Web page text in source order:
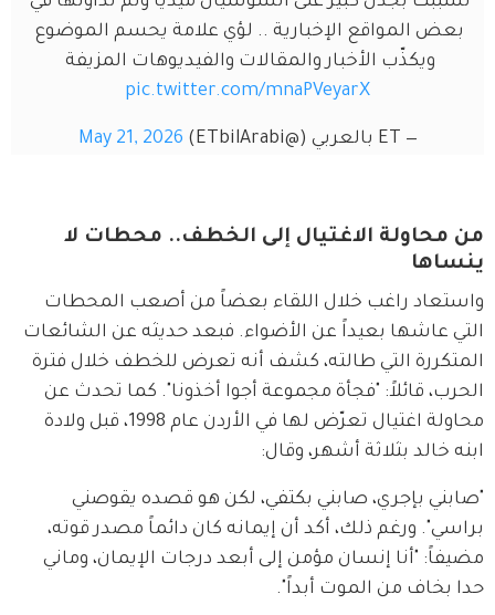
بعض المواقع الإخبارية .. لؤي علامة يحسم الموضوع
ويكذّب الأخبار والمقالات والفيديوهات المزيفة
pic.twitter.com/mnaPVeyarX
— ET بالعربي (@ETbilArabi) May 21, 2026
من محاولة الاغتيال إلى الخطف.. محطات لا
ينساها
واستعاد راغب خلال اللقاء بعضاً من أصعب المحطات
التي عاشها بعيداً عن الأضواء. فبعد حديثه عن الشائعات
المتكررة التي طالته، كشف أنه تعرض للخطف خلال فترة
الحرب، قائلاً: "فجأة مجموعة أجوا أخذونا". كما تحدث عن
محاولة اغتيال تعرّض لها في الأردن عام 1998، قبل ولادة
ابنه خالد بثلاثة أشهر، وقال:
"صابني بإجري، صابني بكتفي، لكن هو قصده يقوصني
براسي". ورغم ذلك، أكد أن إيمانه كان دائماً مصدر قوته،
مضيفاً: "أنا إنسان مؤمن إلى أبعد درجات الإيمان، وماني
حدا بخاف من الموت أبداً".